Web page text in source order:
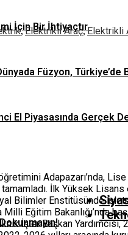
İçin Bir İhtiyaçtır
Füzyon,
El Piyasasında Gerçek
,Elektrikli Araç,Elektrikli
Adapazarı’nda,
İlk Yüksek
Enstitüsünde
Milli Eğitim
İşler Başkan